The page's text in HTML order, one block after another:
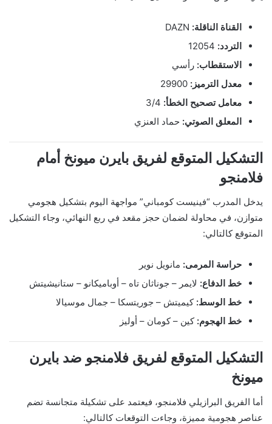
القناة الناقلة:
التردد:
الاستقطاب: رأسي
معدل الترميز:
معامل تصحيح الخطأ:
المعلق الصوتي: حماد العنزي
التشكيل المتوقع لفريق بايرن ميونخ أمام
فلامنجو
يدخل المدرب “فينيست كومباني” مواجهة اليوم بتشكيل هجومي
متوازن، في محاولة لضمان حجز مقعد في ربع النهائي، وجاء التشكيل
المتوقع كالتالي:
حراسة المرمى: مانويل نوير
خط الدفاع: لايمر – جوناثان تاه – أوباميكانو – ستانيشيتش
خط الوسط: كيميتش – جوريتسكا – جمال موسيالا
خط الهجوم: كين – كومان – أوليز
التشكيل المتوقع لفريق فلامنجو ضد بايرن
ميونخ
أما الفريق البرازيلي فلامنجو، فيعتمد على تشكيلة متجانسة تضم
عناصر هجومية مميزة، وجاءت التوقعات كالتالي: